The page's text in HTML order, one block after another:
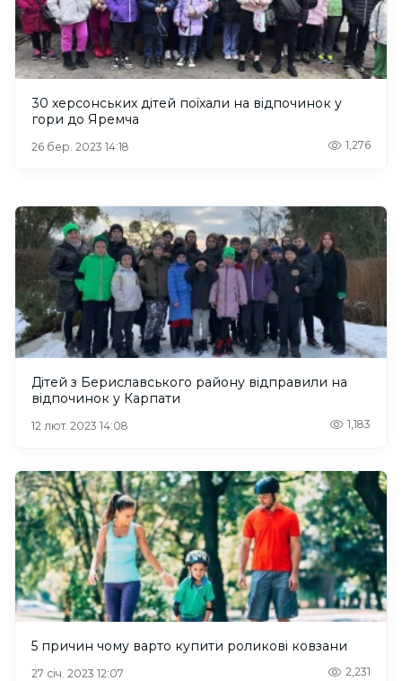
30 херсонських дітей поїхали на відпочинок у
гори до Яремча
26 бер. 2023 14:18 1,276
Дітей з Бериславського району відправили на
відпочинок у Карпати
12 лют. 2023 14:08 1,183
5 причин чому варто купити роликові ковзани
27 січ. 2023 12:07 2,231